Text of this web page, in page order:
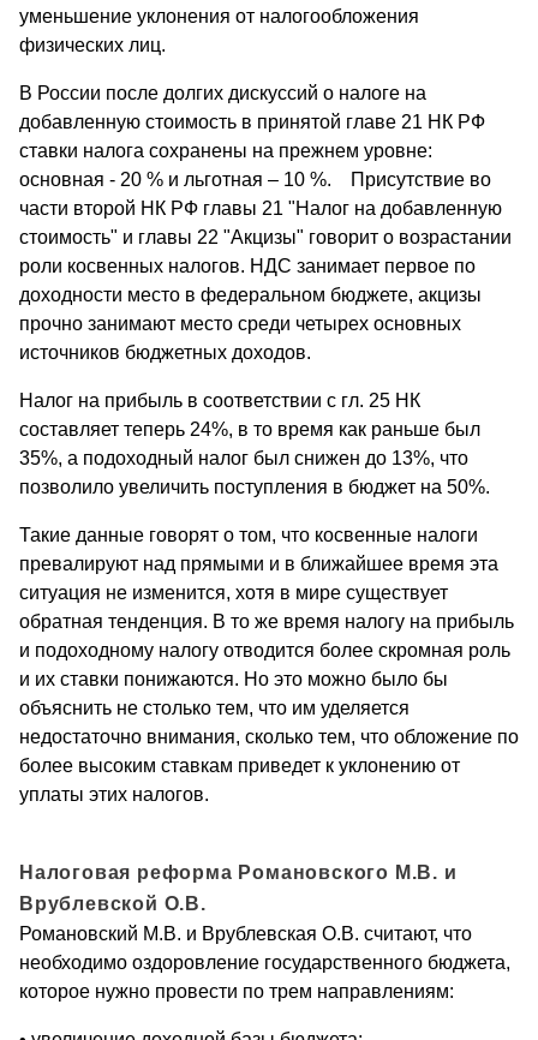
уменьшение уклонения от налогообложения
физических лиц.
В России после долгих дискуссий о налоге на
добавленную стоимость в принятой главе 21 НК РФ
ставки налога сохранены на прежнем уровне:
основная - 20 % и льготная – 10 %. Присутствие во
части второй НК РФ главы 21 "Налог на добавленную
стоимость" и главы 22 "Акцизы" говорит о возрастании
роли косвенных налогов. НДС занимает первое по
доходности место в федеральном бюджете, акцизы
прочно занимают место среди четырех основных
источников бюджетных доходов.
Налог на прибыль в соответствии с гл. 25 НК
составляет теперь 24%, в то время как раньше был
35%, а подоходный налог был снижен до 13%, что
позволило увеличить поступления в бюджет на 50%.
Такие данные говорят о том, что косвенные налоги
превалируют над прямыми и в ближайшее время эта
ситуация не изменится, хотя в мире существует
обратная тенденция. В то же время налогу на прибыль
и подоходному налогу отводится более скромная роль
и их ставки понижаются. Но это можно было бы
объяснить не столько тем, что им уделяется
недостаточно внимания, сколько тем, что обложение по
более высоким ставкам приведет к уклонению от
уплаты этих налогов.
Налоговая реформа Романовского М.В. и
Врублевской О.В.
Романовский М.В. и Врублевская О.В. считают, что
необходимо оздоровление государственного бюджета,
которое нужно провести по трем направлениям: